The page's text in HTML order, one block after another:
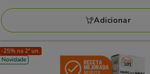
6.39€
Adicionar
-25% na 2ª un.
Novidade